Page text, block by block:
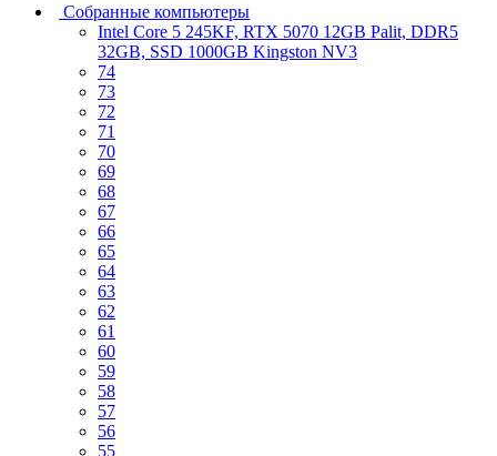
Собранные компьютеры
Intel Core 5 245KF, RTX 5070 12GB Palit, DDR5
32GB, SSD 1000GB Kingston NV3
74
73
72
71
70
69
68
67
66
65
64
63
62
61
60
59
58
57
56
55